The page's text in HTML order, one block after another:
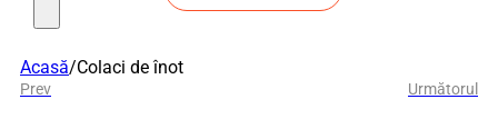
Acasă/Colaci de înot
Prev Următorul